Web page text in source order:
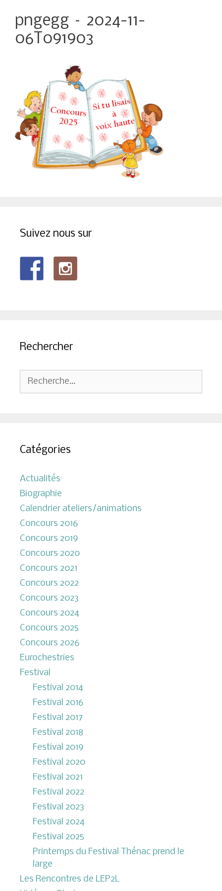
pngegg – 2024-11-
06T091903
Suivez nous sur
Rechercher
Rechercher :
Catégories
Actualités
Biographie
Calendrier ateliers/animations
Concours 2016
Concours 2019
Concours 2020
Concours 2021
Concours 2022
Concours 2023
Concours 2024
Concours 2025
Concours 2026
Eurochestries
Festival
Festival 2014
Festival 2016
Festival 2017
Festival 2018
Festival 2019
Festival 2020
Festival 2021
Festival 2022
Festival 2023
Festival 2024
Festival 2025
Printemps du Festival Thénac prend le
large
Les Rencontres de LEP2L